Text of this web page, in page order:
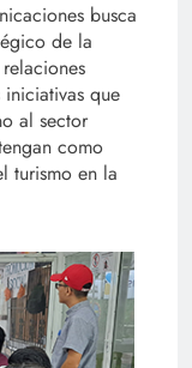
busca
de la
que
al sector
como
turismo en la